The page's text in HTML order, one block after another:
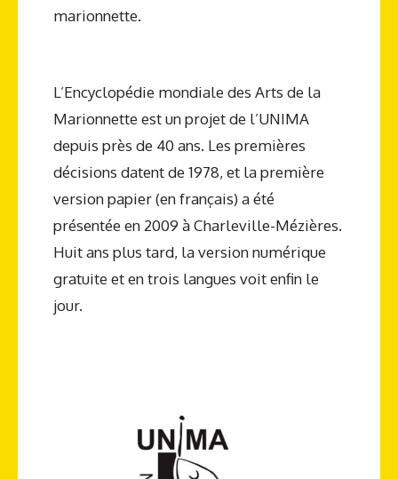
marionnette.
L’Encyclopédie mondiale des Arts de la
Marionnette est un projet de l’UNIMA
depuis près de 40 ans. Les premières
décisions datent de 1978, et la première
version papier (en français) a été
présentée en 2009 à Charleville-Mézières.
Huit ans plus tard, la version numérique
gratuite et en trois langues voit enfin le
jour.